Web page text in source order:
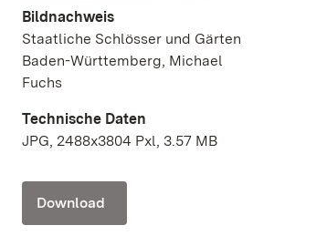
Bildnachweis
Staatliche Schlösser und Gärten
Baden-Württemberg, Michael
Fuchs
Technische Daten
JPG, 2488x3804 Pxl, 3.57 MB
Download